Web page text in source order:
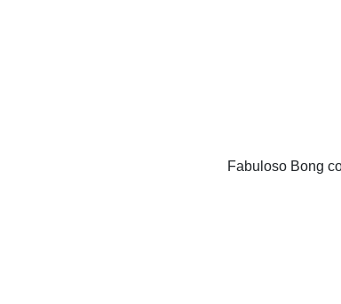
Fabuloso Bong